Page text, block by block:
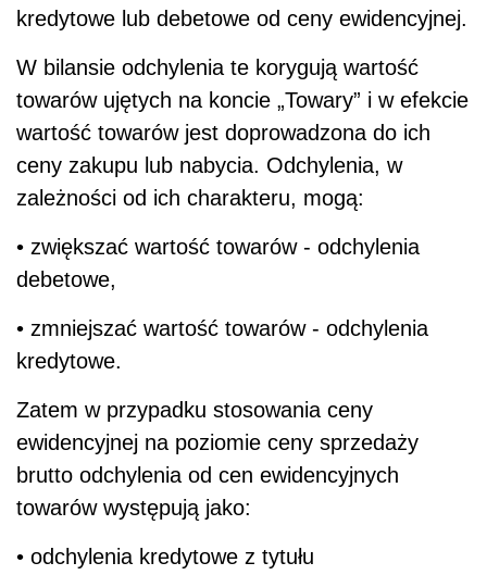
kredytowe lub debetowe od ceny ewidencyjnej.
W bilansie odchylenia te korygują wartość
towarów ujętych na koncie „Towary” i w efekcie
wartość towarów jest doprowadzona do ich
ceny zakupu lub nabycia. Odchylenia, w
zależności od ich charakteru, mogą:
• zwiększać wartość towarów - odchylenia
debetowe,
• zmniejszać wartość towarów - odchylenia
kredytowe.
Zatem w przypadku stosowania ceny
ewidencyjnej na poziomie ceny sprzedaży
brutto odchylenia od cen ewidencyjnych
towarów występują jako:
• odchylenia kredytowe z tytułu